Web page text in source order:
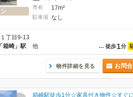
専有 17m²
駐車場 なし
丁目9-13
… 徒歩1分
「箱崎」駅 他
物件詳細を見る お問
箱崎駅徒歩1分☆家具付き物件☆すぐ